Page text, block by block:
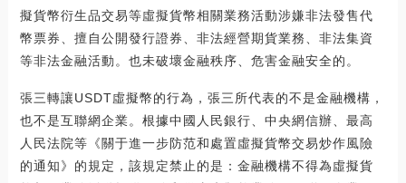
擬貨幣衍生品交易等虛擬貨幣相關業務活動涉嫌非法發售代
幣票券、擅自公開發行證券、非法經營期貨業務、非法集資
等非法金融活動。也未破壞金融秩序、危害金融安全的。
張三轉讓USDT虛擬幣的行為，張三所代表的不是金融機構，
也不是互聯網企業。根據中國人民銀行、中央網信辦、最高
人民法院等《關于進一步防范和處置虛擬貨幣交易炒作風險
的通知》的規定，該規定禁止的是：金融機構不得為虛擬貨